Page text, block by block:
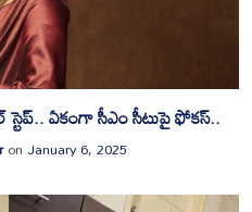
స్టెప్.. ఏకంగా సీఎం సీటుపై ఫోకస్..
on January 6, 2025